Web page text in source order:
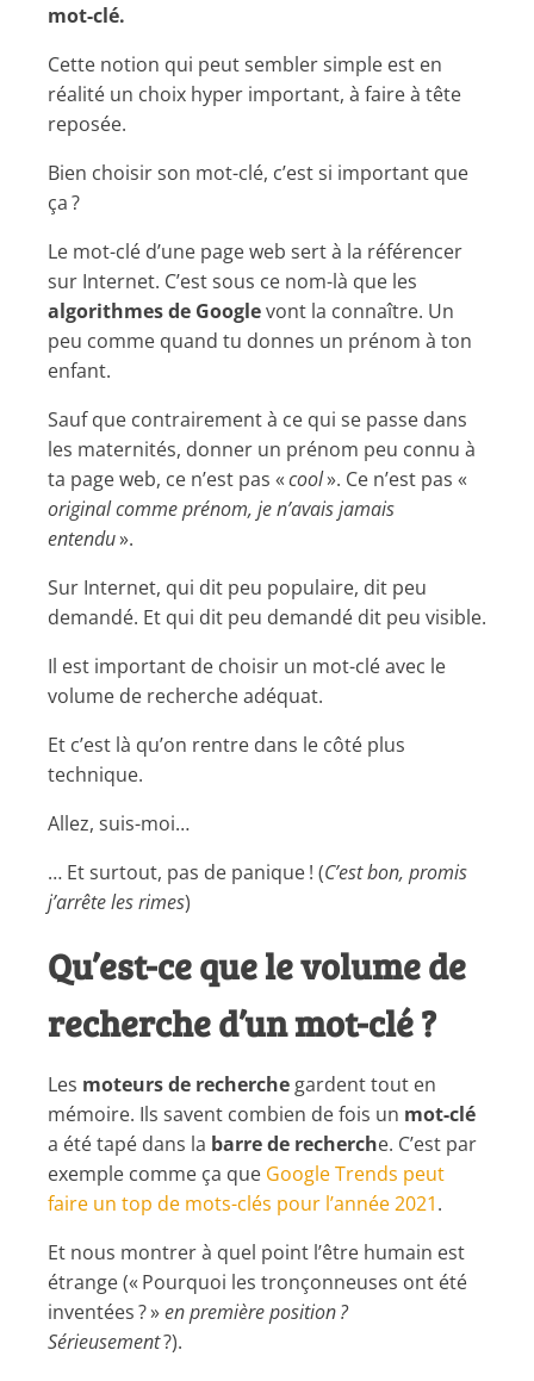
mot-clé.
Cette notion qui peut sembler simple est en
réalité un choix hyper important, à faire à tête
reposée.
Bien choisir son mot-clé, c’est si important que
ça ?
Le mot-clé d’une page web sert à la référencer
sur Internet. C’est sous ce nom-là que les
algorithmes de Googlevont la connaître. Un
peu comme quand tu donnes un prénom à ton
enfant.
Sauf que contrairement à ce qui se passe dans
les maternités, donner un prénom peu connu à
ta page web, ce n’est pas «cool». Ce n’est pas «
original comme prénom, je n’avais jamais
entendu».
Sur Internet, qui dit peu populaire, dit peu
demandé. Et qui dit peu demandé dit peu visible.
Il est important de choisir un mot-clé avec le
volume de recherche adéquat.
Et c’est là qu’on rentre dans le côté plus
technique.
Allez, suis-moi…
… Et surtout, pas de panique ! (C’est bon, promis
j’arrête les rimes)
Qu’est-ce que le volume de
recherche d’un mot-clé ?
Les moteurs de recherche gardent tout en
mémoire. Ils savent combien de fois un mot-clé
a été tapé dans la barre de recherche. C’est par
exemple comme ça que Google Trends peut
faire un top de mots-clés pour l’année 2021.
Et nous montrer à quel point l’être humain est
étrange (« Pourquoi les tronçonneuses ont été
inventées ? »en première position ?
Sérieusement?).